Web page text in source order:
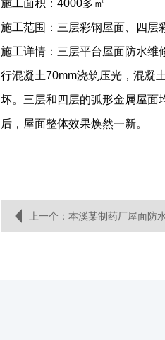
施工面积：4000多㎡
施工范围：三层彩钢屋面、四层
施工详情：三层平台屋面防水维
行混凝土70mm浇筑压光，混凝
坏。三层和四层的弧形金属屋面
后，屋面整体效果焕然一新。
上一个：本溪某制药厂屋面防